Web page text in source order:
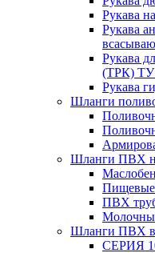
Рукава
Рукава
Рукава
(ТРК) ТУ
Рукава
Шланги
Шланги ПВХ
ПВХ
Шланги ПВХ
СЕРИЯ